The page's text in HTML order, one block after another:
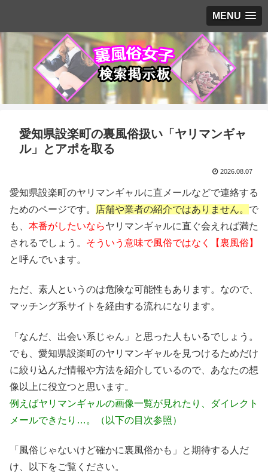
MENU
愛知県設楽町の裏風俗扱い「ヤリマンギャ
ル」とアポを取る
2026.08.07
愛知県設楽町のヤリマンギャルに直メールなどで連絡する
ためのページです。
店舗や業者の紹介ではありません。 で
も、 本番がしたいならヤリマンギャルに直ぐ会えれば満た
されるでしょう。 そういう意味で風俗ではなく【裏風俗】
と呼んでいます。
ただ、素人というのは危険な可能性もあります。なので、
マッチング系サイトを経由する流れになります。
「なんだ、出会い系じゃん」と思った人もいるでしょう。
でも、愛知県設楽町のヤリマンギャルを見つけるためだけ
に絞り込んだ情報や方法を紹介しているので、あなたの想
像以上に役立つと思います。
例えばヤリマンギャルの画像一覧が見れたり、ダイレクト
メールできたり…。（以下の目次参照）
「風俗じゃないけど確かに裏風俗かも」と期待する人だ
け、以下をご覧ください。